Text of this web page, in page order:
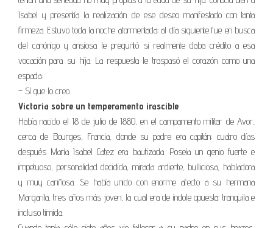
Isabel y presentía la realización de ese deseo manifestado con tanta
firmeza. Estuvo toda la noche atormentada; al día siguiente fue en busca
del canónigo y ansiosa le preguntó si realmente daba crédito a esa
vocación para su hija. La respuesta le traspasó el corazón como una
espada:
– Sí que lo creo.
Victoria sobre un temperamento irascible
Había nacido el 18 de julio de 1880, en el campamento militar de Avor,
cerca de Bourges, Francia, donde su padre era capitán; cuatro días
después María Isabel Catez era bautizada. Poseía un genio fuerte e
impetuoso, personalidad decidida, mirada ardiente, bulliciosa, habladora
y muy cariñosa. Se había unido con enorme afecto a su hermana
Margarita, tres años más joven, la cual era de índole opuesta: tranquila e
incluso tímida.